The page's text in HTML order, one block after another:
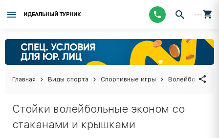
ИДЕАЛЬНЫЙ ТУРНИК ---
Главная Виды спорта Спортивные игры Волейбол
Стойки волейбольные эконом со
стаканами и крышками